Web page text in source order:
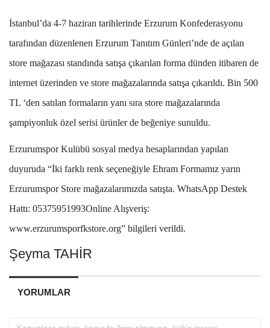
İstanbul’da 4-7 haziran tarihlerinde Erzurum Konfederasyonu
tarafından düzenlenen Erzurum Tanıtım Günleri’nde de açılan
store mağazası standında satışa çıkarılan forma dünden itibaren de
internet üzerinden ve store mağazalarında satışa çıkarıldı. Bin 500
TL ‘den satılan formaların yanı sıra store mağazalarında
şampiyonluk özel serisi ürünler de beğeniye sunuldu.
Erzurumspor Kulübü sosyal medya hesaplarından yapılan
duyuruda “İki farklı renk seçeneğiyle Ehram Formamız yarın
Erzurumspor Store mağazalarımızda satışta. WhatsApp Destek
Hattı: 05375951993Online Alışveriş:
www.erzurumsporfkstore.org” bilgileri verildi.
Şeyma TAHİR
YORUMLAR